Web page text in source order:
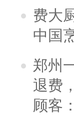
费大
中国
郑州
退费
顾客